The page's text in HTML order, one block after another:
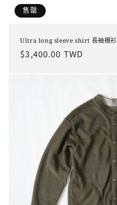
售罄
Ultra long sleeve shirt 長袖襯衫
定
$3,400.00 TWD